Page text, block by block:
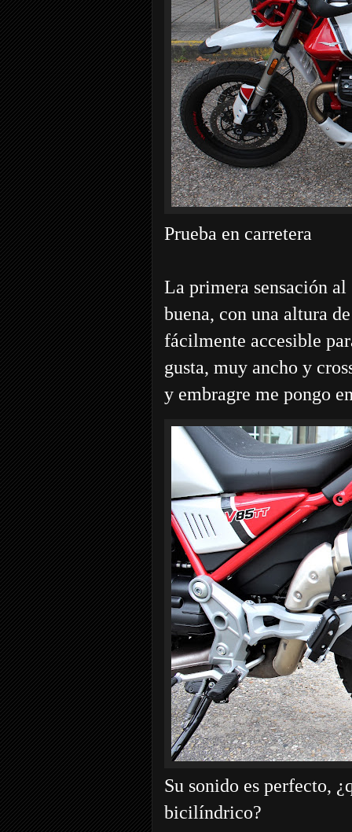
Prueba en carretera
La primera sensación
buena, con una altura
fácilmente accesible
gusta, muy ancho y
y embragre me pongo
Su sonido es perfecto,
bicilíndrico?